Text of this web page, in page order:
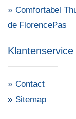
Comfortabel
de FlorencePas
Klantenservice
Contact
Sitemap